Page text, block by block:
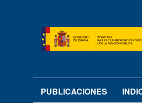
PUBLICACIONES